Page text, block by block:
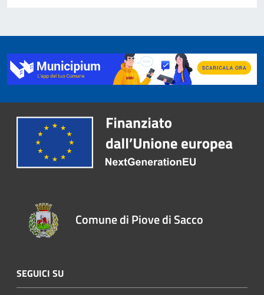
Comune di Piove di Sacco
SEGUICI SU